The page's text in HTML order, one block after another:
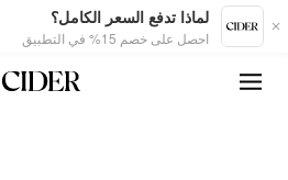
لماذا تدفع السعر الكامل؟
احصل على خصم 15% في التطبيق